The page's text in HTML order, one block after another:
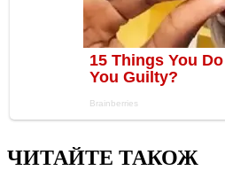
ЧИТАЙТЕ ТАКОЖ